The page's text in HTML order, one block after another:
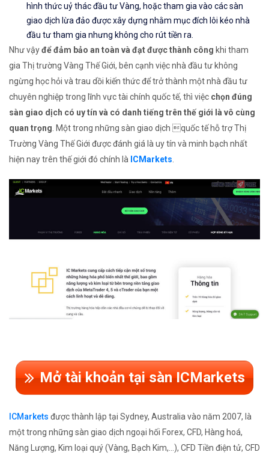
hình thức uỷ thác đầu tư Vàng, hoặc tham gia vào các sàn
giao dịch lừa đảo được xây dựng nhằm mục đích lôi kéo nhà
đầu tư tham gia nhưng không cho rút tiền ra.
Như vậyđể đảm bảo an toàn và đạt được thành công khi tham
gia Thị trường Vàng Thế Giới, bên cạnh việc nhà đầu tư không
ngừng học hỏi và trau dồi kiến thức để trở thành một nhà đầu tư
chuyên nghiệp trong lĩnh vực tài chính quốc tế, thì việc chọn đúng
sàn giao dịch có uy tín và có danh tiếng trên thế giới là vô cùng
quan trọng. Một trong những sàn giao dịch quốc tế hỗ trợ Thị
Trường Vàng Thế Giới được đánh giá là uy tín và minh bạch nhất
hiện nay trên thế giới đó chính là ICMarkets.
Mở tài khoản tại sàn ICMarkets
ICMarkets được thành lập tại Sydney, Australia vào năm 2007, là
một trong những sàn giao dịch ngoại hối Forex, CFD, Hàng hoá,
Năng Lượng, Kim loại quý (Vàng, Bạch Kim,...), CFD Tiền điện tử, CFD